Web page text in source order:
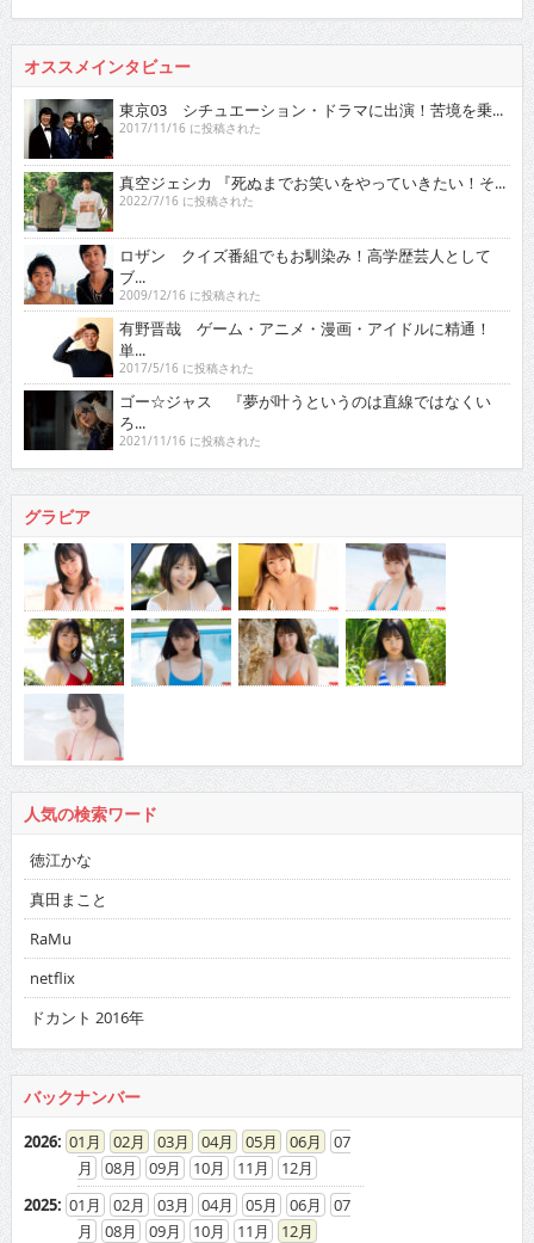
オススメインタビュー
東京03 シチュエーション・ドラマに出演！苦境を乗...
2017/11/16 に投稿された
真空ジェシカ 『死ぬまでお笑いをやっていきたい！そ...
2022/7/16 に投稿された
ロザン クイズ番組でもお馴染み！高学歴芸人として
ブ...
2009/12/16 に投稿された
有野晋哉 ゲーム・アニメ・漫画・アイドルに精通！
単...
2017/5/16 に投稿された
ゴー☆ジャス 『夢が叶うというのは直線ではなくい
ろ...
2021/11/16 に投稿された
グラビア
人気の検索ワード
徳江かな
真田まこと
RaMu
netflix
ドカント 2016年
バックナンバー
2026: 01 02 03 04 05 06
07
08
09 10 11
12
2025: 01 02 03 04 05 06
07
08
09 10 11
12